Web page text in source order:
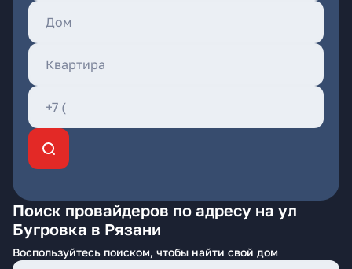
Поиск провайдеров по адресу на ул
Бугровка в Рязани
Воспользуйтесь поиском, чтобы найти свой дом